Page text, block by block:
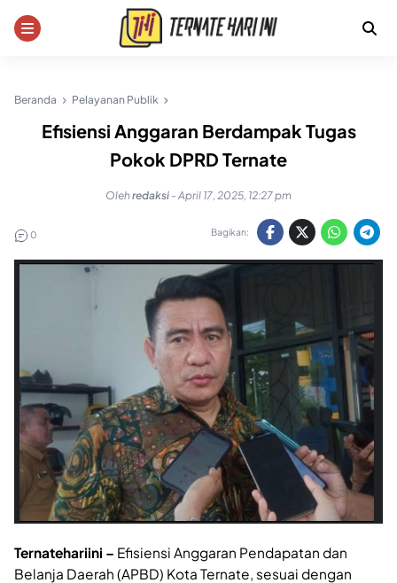
Beranda Pelayanan Publik
Efisiensi Anggaran Berdampak Tugas
Pokok DPRD Ternate
Olehredaksi - April 17, 2025, 12:27 pm
0 Bagikan:
Ternatehariini – Efisiensi Anggaran Pendapatan dan
Belanja Daerah (APBD) Kota Ternate, sesuai dengan